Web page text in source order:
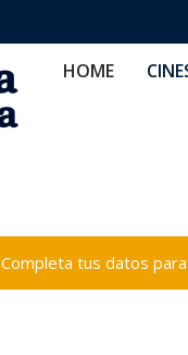
HOME
Completa tus datos